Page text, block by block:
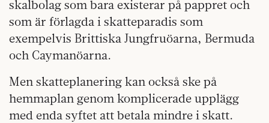
skalbolag som bara existerar på pappret och
som är förlagda i skatteparadis som
exempelvis Brittiska Jungfruöarna, Bermuda
och Caymanöarna.
Men skatteplanering kan också ske på
hemmaplan genom komplicerade upplägg
med enda syftet att betala mindre i skatt.